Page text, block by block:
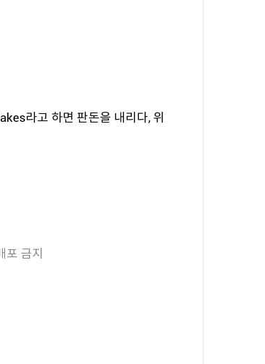
라고 하면 판돈을 내리다, 위
금지